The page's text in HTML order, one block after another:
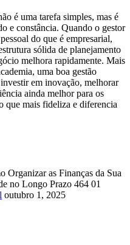
é uma tarefa simples, mas é
e constância. Quando o gestor
do que é empresarial,
sólida de planejamento
melhora rapidamente. Mais
uma boa gestão
em inovação, melhorar
ainda melhor para os
que mais fideliza e diferencia
Organizar as Finanças da Sua
no Longo Prazo 464 01
outubro 1, 2025